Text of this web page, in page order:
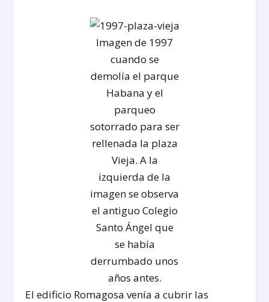
Imagen de 1997
cuando se
demolía el parque
Habana y el
parqueo
sotorrado para ser
rellenada la plaza
Vieja. A la
izquierda de la
imagen se observa
el antiguo Colegio
Santo Ángel que
se había
derrumbado unos
años antes.
El edificio Romagosa venía a cubrir las